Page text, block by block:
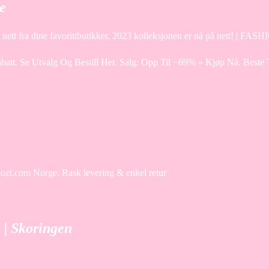
fra dine favorittbutikker. 2023 kolleksjonen er nå på nett! |
Se Utvalg Og Bestill Her. Salg: Opp Til −69% » Kjøp Nå. Beste
Norge. Rask levering & enkel retur
| Skoringen